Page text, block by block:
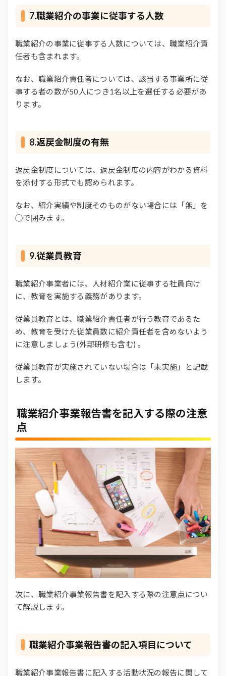
7.職業紹介の事業に従事する人数
職業紹介の事業に従事する人数については、職業紹介責
任者も含まれます。
なお、職業紹介責任者については、該当する事業所に従
事する者の数が50人につき1名以上を選任する必要があ
ります。
8.返戻金制度の有無
返戻金制度については、返戻金制度の内容がわかる資料
を添付する形式でも認められます。
なお、紹介実績や制度そのものがない場合には「無」を
◯で囲みます。
9.従業員教育
職業紹介事業者には、人材紹介業に従事する社員向け
に、教育を実施する義務があります。
従業員教育とは、職業紹介責任者が行う教育であるた
め、教育を受けた従業員数に紹介責任者を含めないよう
に注意しましょう(外部研修も含む) 。
従業員教育が実施されていない場合は「未実施」と記載
します。
職業紹介事業報告書を記入する際の注意
点
次に、職業紹介事業報告書を記入する際の注意点につい
て解説します。
職業紹介事業報告書の記入項目について
職業紹介事業報告書に記入する活動状況の報告に関して